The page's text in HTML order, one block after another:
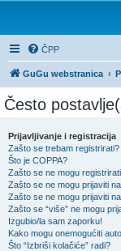
ČPP
GuGu webstranica
Često
Prijavljivanje i registracija
Zašto se trebam registrirati?
Što je COPPA?
Zašto se ne mogu
Zašto se ne mogu prijaviti
Zašto se ne mogu prijaviti
Zašto se “više” ne mogu
Izgubio/la sam zaporku!
Kako mogu onemogućiti
Što “Izbriši kolačiće” radi?